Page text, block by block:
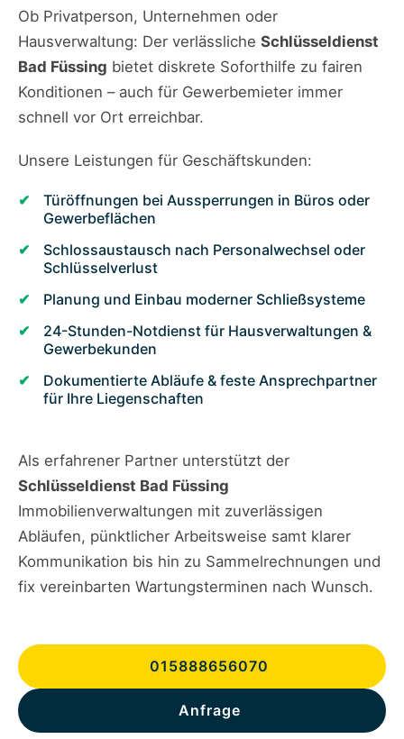
Ob Privatperson, Unternehmen oder
Hausverwaltung: Der verlässliche Schlüsseldienst
Bad Füssing bietet diskrete Soforthilfe zu fairen
Konditionen – auch für Gewerbemieter immer
schnell vor Ort erreichbar.
Unsere Leistungen für Geschäftskunden:
Türöffnungen bei Aussperrungen in Büros oder
Gewerbeflächen
Schlossaustausch nach Personalwechsel oder
Schlüsselverlust
Planung und Einbau moderner Schließsysteme
24-Stunden-Notdienst für Hausverwaltungen &
Gewerbekunden
Dokumentierte Abläufe & feste Ansprechpartner
für Ihre Liegenschaften
Als erfahrener Partner unterstützt der
Schlüsseldienst Bad Füssing
Immobilienverwaltungen mit zuverlässigen
Abläufen, pünktlicher Arbeitsweise samt klarer
Kommunikation bis hin zu Sammelrechnungen und
fix vereinbarten Wartungsterminen nach Wunsch.
015888656070
Anfrage